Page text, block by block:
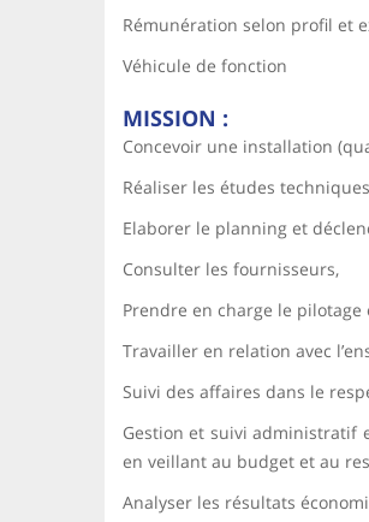
Rémunération selon profil et
Véhicule de fonction
MISSION :
Concevoir une installation
Réaliser les études
Elaborer le planning et
Consulter les fournisseurs,
Prendre en charge le
Travailler en relation avec
Suivi des affaires dans le
Gestion et suivi administratif
en veillant au budget et au
Analyser les résultats